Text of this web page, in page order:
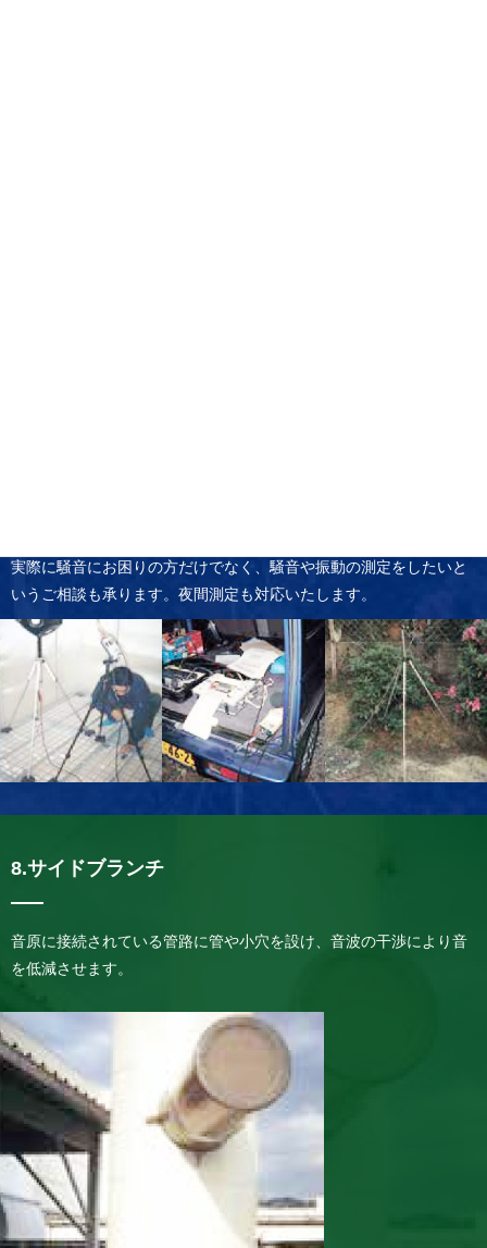
実際に騒音にお困りの方だけでなく、騒音や振動の測定をしたいと
いうご相談も承ります。夜間測定も対応いたします。
8.サイドブランチ
音原に接続されている管路に管や小穴を設け、音波の干渉により音
を低減させます。